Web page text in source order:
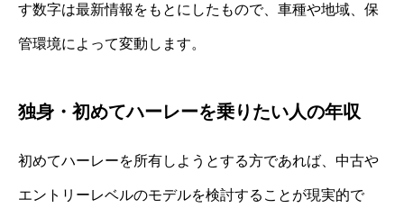
す数字は最新情報をもとにしたもので、車種や地域、保
管環境によって変動します。
独身・初めてハーレーを乗りたい人の年収
初めてハーレーを所有しようとする方であれば、中古や
エントリーレベルのモデルを検討することが現実的で